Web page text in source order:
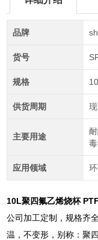
品牌
货号
规格
供货周期
主要用途
应用领域
10L聚四氟乙烯烧杯
公司加工定制，规格齐
温，不变形，别称：聚